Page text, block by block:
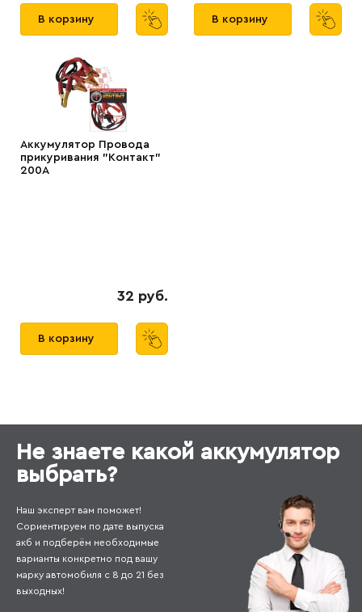
В корзину В корзину
Аккумулятор Провода
прикуривания "Контакт"
200А
32 руб.
В корзину
Не знаете какой аккумулятор
выбрать?
Наш эксперт вам поможет!
Сориентируем по дате выпуска
акб и подберём необходимые
варианты конкретно под вашу
марку автомобиля с 8 до 21 без
выходных!